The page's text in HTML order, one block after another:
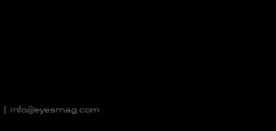
info@eyesmag.com